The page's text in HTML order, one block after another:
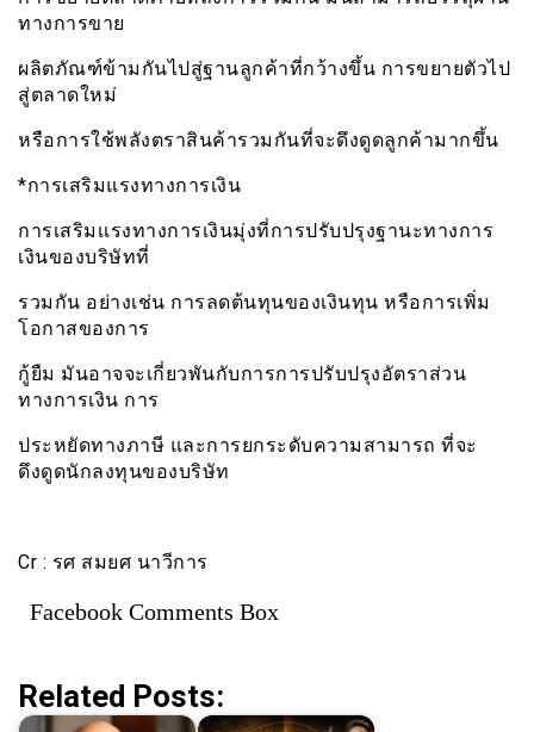
ทางการขาย
ผลิตภัณฑ์ข้ามกันไปสู่ฐานลูกค้าที่กว้างขึ้น การขยายตัวไป
สู่ตลาดใหม่
หรือการใช้พลังตราสินค้ารวมกันที่จะดึงดูดลูกค้ามากขึ้น
*การเสริมแรงทางการเงิน
การเสริมเเรงทางการเงินมุ่งที่การปรับปรุงฐานะทางการ
เงินของบริษัทที่
รวมกัน อย่างเช่น การลดต้นทุนของเงินทุน หรือการเพิ่ม
โอกาสของการ
กู้ยืม มันอาจจะเกี่ยวพันกับการการปรับปรุงอัตราส่วน
ทางการเงิน การ
ประหยัดทางภาษี และการยกระดับความสามารถ ที่จะ
ดึงดูดนักลงทุนของบริษัท
Cr : รศ สมยศ นาวีการ
Facebook Comments Box
Related Posts: